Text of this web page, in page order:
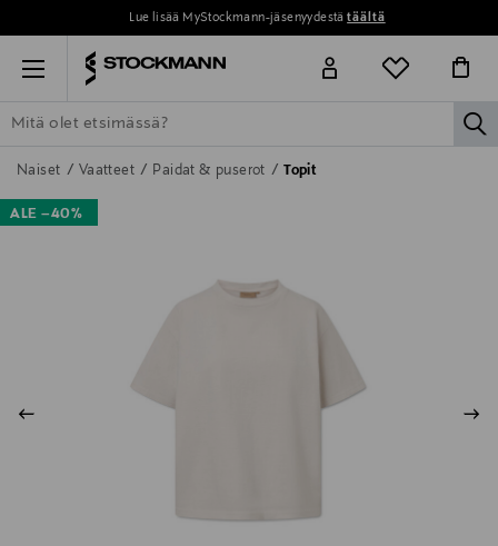
Lue lisää MyStockmann-jäsenyydestätäältä
Menu
ETSI KAIKKI NAISET MIEHET LAPSET
Naiset Vaatteet Paidat & puserot Topit
ALE –40%